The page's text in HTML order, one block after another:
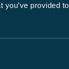
you’ve provided